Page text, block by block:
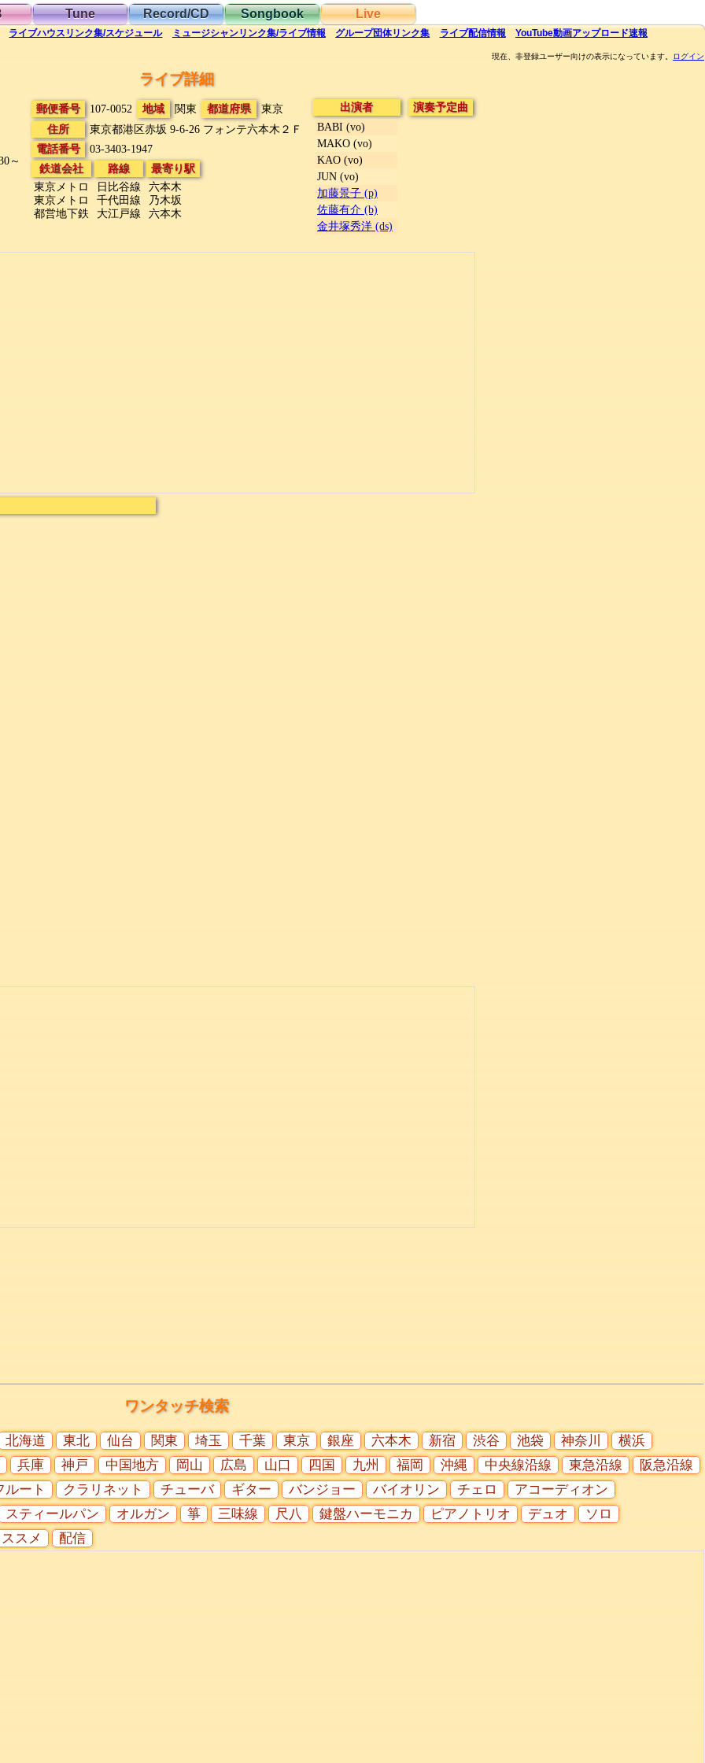
Tune Record/CD Songbook Live
ライブハウス リンク集/スケジュール ミュージシャンリンク集/ライブ情報 グループ団体リンク集 ライブ配信情報 YouTube動画アップロード速報
現在、非登録ユーザー向けの表示になっています。 ログイン
ライブ詳細
～
郵便番号 107-0052 地域 関東 都道府県
東京
住所
東京都港区赤坂 9-6-26 フォンテ六本木２Ｆ
電話番号
03-3403-1947
鉄道会社
東京メトロ
東京メトロ
都営地下鉄
路線
日比谷線
千代田線
大江戸線
最寄り駅
六本木
乃木坂
六本木
出演者
BABI (vo)
MAKO (vo)
KAO (vo)
JUN (vo)
加藤景子 (p)
佐藤有介 (b)
金井塚秀洋 (ds)
演奏予定曲
ワンタッチ検索
北海道 東北 仙台 関東 埼玉 千葉 東京 銀座 六本木 新宿 渋谷 池袋 神奈川
横浜
兵庫
神戸 中国地方 岡山 広島 山口 四国 九州 福岡 沖縄 中央線沿線 東急沿線
阪急沿線
ルート
クラリネット チューバ ギター バンジョー バイオリン チェロ
アコーディオン
スティールパン
オルガン 箏 三味線 尺八 鍵盤ハーモニカ ピアノトリオ デュオ
ソロ
スメ
配信